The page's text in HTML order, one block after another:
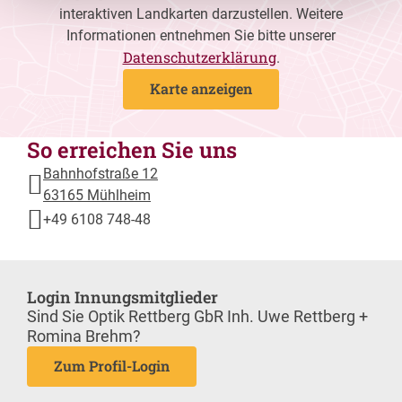
interaktiven Landkarten darzustellen. Weitere
Informationen entnehmen Sie bitte unserer
Datenschutzerklärung.
Karte anzeigen
So erreichen Sie uns
Bahnhofstraße 12
63165 Mühlheim
+49 6108 748-48
Login Innungsmitglieder
Sind Sie Optik Rettberg GbR Inh. Uwe Rettberg +
Romina Brehm?
Zum Profil-Login